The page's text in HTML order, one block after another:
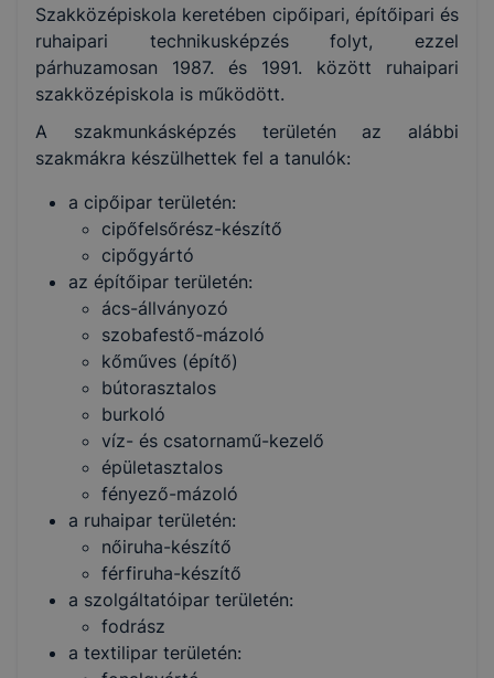
Szakközépiskola keretében cipőipari, építőipari és
ruhaipari technikusképzés folyt, ezzel
párhuzamosan 1987. és 1991. között ruhaipari
szakközépiskola is működött.
A szakmunkásképzés területén az alábbi
szakmákra készülhettek fel a tanulók:
a cipőipar területén:
cipőfelsőrész-készítő
cipőgyártó
az építőipar területén:
ács-állványozó
szobafestő-mázoló
kőműves (építő)
bútorasztalos
burkoló
víz- és csatornamű-kezelő
épületasztalos
fényező-mázoló
a ruhaipar területén:
nőiruha-készítő
férfiruha-készítő
a szolgáltatóipar területén:
fodrász
a textilipar területén: